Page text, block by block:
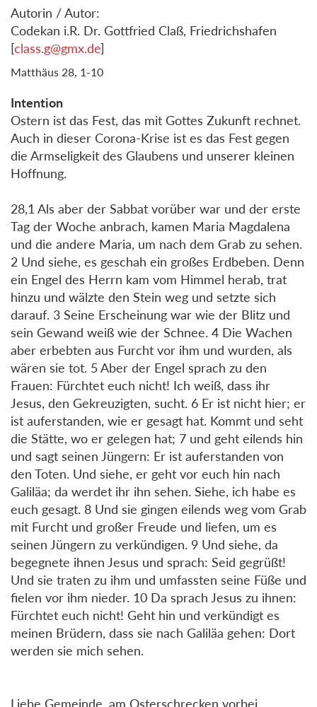
Autorin / Autor:
Codekan i.R. Dr. Gottfried Claß, Friedrichshafen
[class.g@gmx.de]
Matthäus 28, 1-10
Intention
Ostern ist das Fest, das mit Gottes Zukunft rechnet.
Auch in dieser Corona-Krise ist es das Fest gegen
die Armseligkeit des Glaubens und unserer kleinen
Hoffnung.
28,1 Als aber der Sabbat vorüber war und der erste
Tag der Woche anbrach, kamen Maria Magdalena
und die andere Maria, um nach dem Grab zu sehen.
2 Und siehe, es geschah ein großes Erdbeben. Denn
ein Engel des Herrn kam vom Himmel herab, trat
hinzu und wälzte den Stein weg und setzte sich
darauf. 3 Seine Erscheinung war wie der Blitz und
sein Gewand weiß wie der Schnee. 4 Die Wachen
aber erbebten aus Furcht vor ihm und wurden, als
wären sie tot. 5 Aber der Engel sprach zu den
Frauen: Fürchtet euch nicht! Ich weiß, dass ihr
Jesus, den Gekreuzigten, sucht. 6 Er ist nicht hier; er
ist auferstanden, wie er gesagt hat. Kommt und seht
die Stätte, wo er gelegen hat; 7 und geht eilends hin
und sagt seinen Jüngern: Er ist auferstanden von
den Toten. Und siehe, er geht vor euch hin nach
Galiläa; da werdet ihr ihn sehen. Siehe, ich habe es
euch gesagt. 8 Und sie gingen eilends weg vom Grab
mit Furcht und großer Freude und liefen, um es
seinen Jüngern zu verkündigen. 9 Und siehe, da
begegnete ihnen Jesus und sprach: Seid gegrüßt!
Und sie traten zu ihm und umfassten seine Füße und
fielen vor ihm nieder. 10 Da sprach Jesus zu ihnen:
Fürchtet euch nicht! Geht hin und verkündigt es
meinen Brüdern, dass sie nach Galiläa gehen: Dort
werden sie mich sehen.
Liebe Gemeinde, am Osterschrecken vorbei